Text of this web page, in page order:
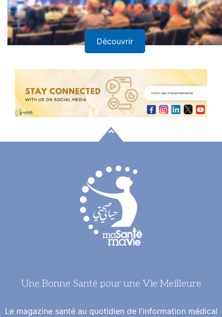
Découvrir
Une Bonne Santé pour une Vie Meilleure
Le magazine santé au quotidien de l'information médical